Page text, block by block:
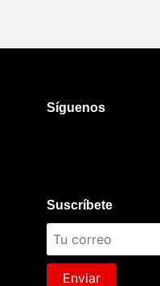
Síguenos
Suscríbete
Enviar